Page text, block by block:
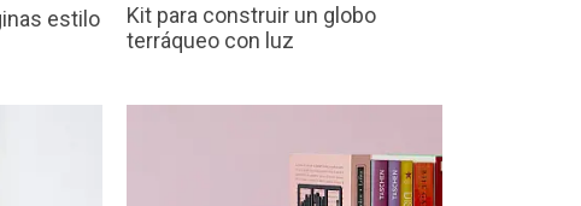
estilo
Kit para construir un globo
terráqueo con luz